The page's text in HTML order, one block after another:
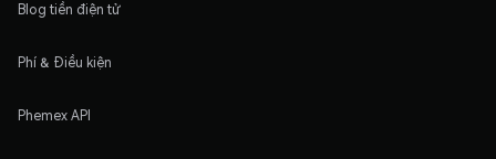
Blog tiền điện tử
Phí & Điều kiện
Phemex API